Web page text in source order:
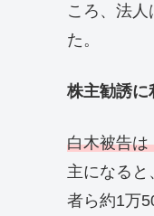
ころ、法
た。
株主勧誘
白木被告は
主になる
者ら約1万